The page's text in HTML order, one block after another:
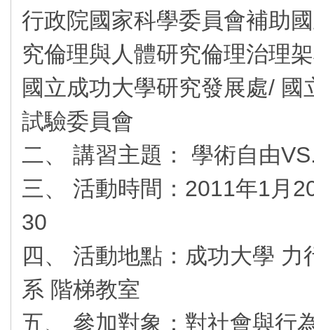
行政院國家科學委員會補助
究倫理與人體研究倫理治理
國立成功大學研究發展處/
試驗委員會
二、 講習主題： 學術自由
三、 活動時間：2011年1月
30
四、 活動地點：成功大學
系 階梯教室
五、 參加對象：對社會與行